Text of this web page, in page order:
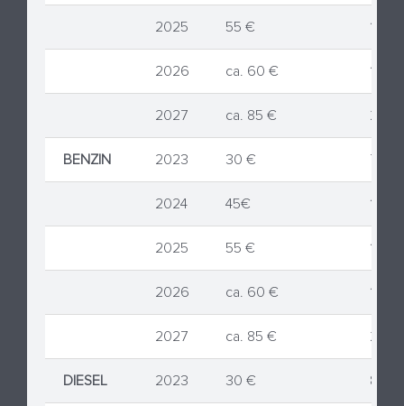
2025 55 €
2026 ca. 60 €
2027 ca. 85 €
BENZIN 2023 30 € 7,18
2024 45€
2025 55 €
2026 ca. 60 €
2027 ca. 85 €
DIESEL 2023 30 € 8,03